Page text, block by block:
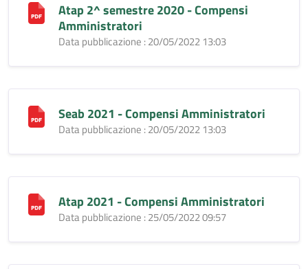
Atap 2^ semestre 2020 - Compensi
Amministratori
Data pubblicazione : 20/05/2022 13:03
Seab 2021 - Compensi Amministratori
Data pubblicazione : 20/05/2022 13:03
Atap 2021 - Compensi Amministratori
Data pubblicazione : 25/05/2022 09:57